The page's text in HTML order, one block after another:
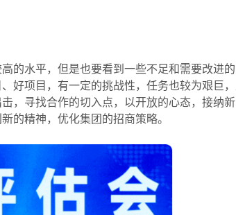
水平，但是也要看到一些不足和需要改进
好项目，有一定的挑战性，任务也较为艰巨
，寻找合作的切入点，以开放的心态，接纳
的精神，优化集团的招商策略。